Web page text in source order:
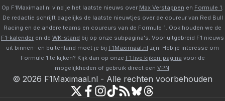
Op F1Maximaal.nl vind je het laatste nieuws over Max Verstappen en Formule 1
De redactie schrijft dagelijks de laatste nieuwtjes over de coureur van Red Bull
Racing en de andere teams en coureurs van de Formule 1. Ook houden we de
F1-kalender en de WK-stand bij op onze subpagina's. Voor uitgebreid F1 nieuws
uit binnen- en buitenland moet je bij F1Maximaal.nl zijn. Heb je interesse om
Formule 1 te kijken? Kijk dan op onze F1 live kijken-pagina voor de
mogelijkheden of gebruik direct een VPN
© 2026 F1Maximaal.nl - Alle rechten voorbehouden